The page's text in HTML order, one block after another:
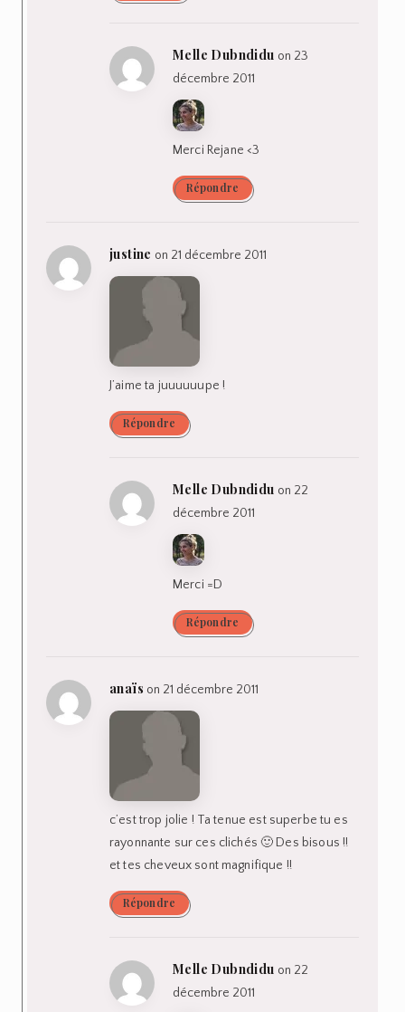
Melle Dubndidu on 23
décembre 2011
Merci Rejane <3
Répondre
justine on 21 décembre 2011
J’aime ta juuuuuupe !
Répondre
Melle Dubndidu on 22
décembre 2011
Merci =D
Répondre
anaïs on 21 décembre 2011
c’est trop jolie ! Ta tenue est superbe tu es
rayonnante sur ces clichés 🙂 Des bisous !!
et tes cheveux sont magnifique !!
Répondre
Melle Dubndidu on 22
décembre 2011